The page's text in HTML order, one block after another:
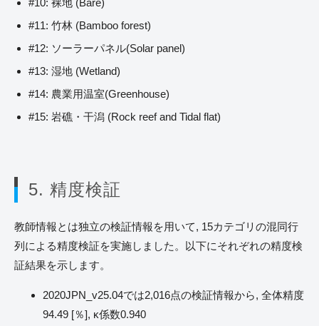
#11: 竹林 (Bamboo forest)
#12: ソーラーパネル(Solar panel)
#13: 湿地 (Wetland)
#14: 農業用温室(Greenhouse)
#15: 岩礁・干潟 (Rock reef and Tidal flat)
5. 精度検証
教師情報とは独立の検証情報を用いて, 15カテゴリの混同行
列による精度検証を実施しました。以下にそれぞれの精度検
証結果を示します。
2020JPN_v25.04では2,016点の検証情報から, 全体精度
94.49 [％], κ係数0.940